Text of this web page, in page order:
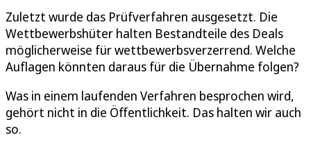
Zuletzt wurde das Prüfverfahren ausgesetzt. Die
Wettbewerbshüter halten Bestandteile des Deals
möglicherweise für wettbewerbsverzerrend. Welche
Auflagen könnten daraus für die Übernahme folgen?
Was in einem laufenden Verfahren besprochen wird,
gehört nicht in die Öffentlichkeit. Das halten wir auch
so.